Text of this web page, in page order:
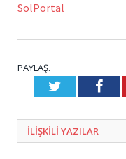
SolPortal
PAYLAŞ.
Twitter
ILIŞKILI YAZILAR